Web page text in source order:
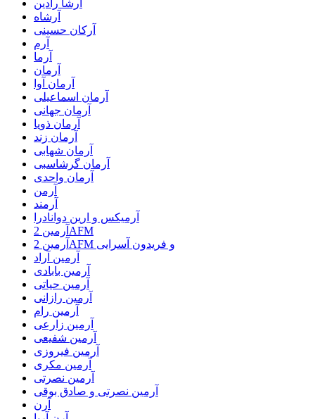
آرشا رادین
آرشاه
آرکان حسینی
آرم
آرما
آرمان
آرمان آوا
آرمان اسماعیلی
آرمان جهانی
آرمان ذویا
آرمان زند
آرمان شهابی
آرمان گرشاسبی
آرمان واحدی
آرمن
آرمند
آرمیکس و ارین دوانادرا
آرمین 2AFM
آرمین 2AFM و فریدون آسرایی
آرمین آراد
آرمین بابادی
آرمین حیاتی
آرمین رازانی
آرمین رام
آرمین زارعی
آرمین شفیعی
آرمین فیروزی
آرمین مکری
آرمین نصرتی
آرمین نصرتی و صادق بوقی
آرن